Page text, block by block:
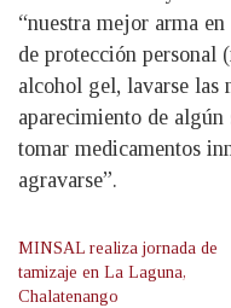
“nuestra mejor arma
de protección personal
alcohol gel, lavarse las
aparecimiento de
tomar medicamentos
agravarse”.
MINSAL realiza jornada de
tamizaje en La Laguna,
Chalatenango